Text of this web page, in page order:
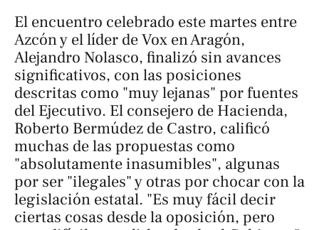
El encuentro celebrado este martes entre
Azcón y el líder de Vox en Aragón,
Alejandro Nolasco, finalizó sin avances
significativos, con las posiciones
descritas como "muy lejanas" por fuentes
del Ejecutivo. El consejero de Hacienda,
Roberto Bermúdez de Castro, calificó
muchas de las propuestas como
"absolutamente inasumibles", algunas
por ser "ilegales" y otras por chocar con la
legislación estatal. "Es muy fácil decir
ciertas cosas desde la oposición, pero